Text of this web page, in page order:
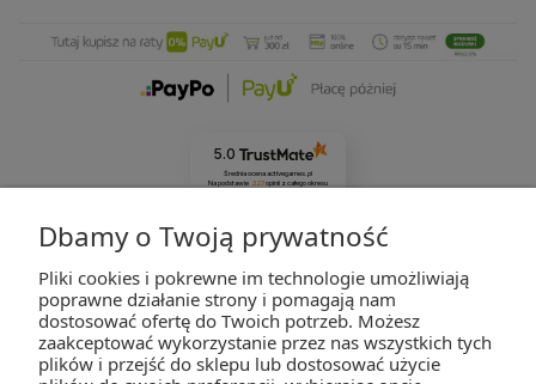
5.0
Średnia ocena activegames.pl
Na podstawie 327opinii z całego okresu
ZAKUPY
POMOC
Dbamy o Twoją prywatność
Pliki cookies i pokrewne im technologie umożliwiają
poprawne działanie strony i pomagają nam
dostosować ofertę do Twoich potrzeb. Możesz
zaakceptować wykorzystanie przez nas wszystkich tych
plików i przejść do sklepu lub dostosować użycie